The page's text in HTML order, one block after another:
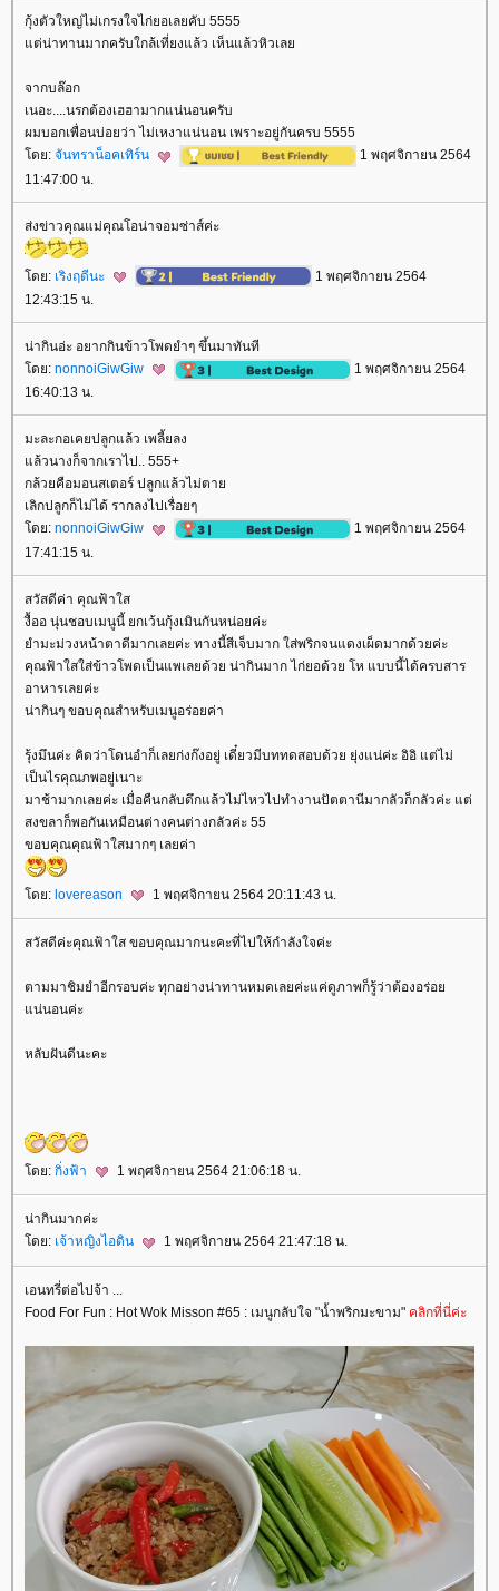
กุ้งตัวใหญ่ไม่เกรงใจไก่ยอเลยคับ 5555
ต่น่าทานมากครับใกล้เที่ยงแล้ว เห็นแล้วหิวเล
จากบล๊อก
เนอะ....นรกต้องเฮฮามากแน่นอนครับ
ผมบอกเพื่อนบ่อยว่า ไม่เหงาแน่นอน เพราะอยู่กันครบ 5555
ดย: จันทราน็อคเทิร์น
1 พฤศจิกายน 2564
11:47:00 น.
ส่งข่าวคุณแม่คุณโอน่าจอมซ่าส์ค่ะ
ดย: เริงฤดีนะ
1 พฤศจิกายน 2564
12:43:15 น.
น่ากินอ่ะ อยากกินข้าวโพดยำๆ ขึ้นมาทันที
ดย: nonnoiGiwGiw
1 พฤศจิกายน 2564
16:40:13 น.
มะละกอเคยปลูกแล้ว เพลี้ยลง
ล้วนางก็จากเราไป.. 555+
กล้วยคือมอนสเตอร์ ปลูกแล้วไม่ตา
เลิกปลูกก็ไม่ได้ รากลงไปเรื่อยๆ
ดย: nonnoiGiwGiw
1 พฤศจิกายน 2564
17:41:15 น.
สวัสดีค่า คุณฟ้าใส
งื้ออ นุ่นชอบเมนูนี้ ยกเว้นกุ้งเมินกันหน่อยค่ะ
ำมะม่วงหน้าตาดีมากเลยค่ะ ทางนี้สีเจ็บมาก ใส่พริกจนแดงเผ็ดมากด้วยค่ะ
คุณฟ้าใสใส่ข้าวโพดเป็นแพเลยด้วย น่ากินมาก ไก่ยอด้วย โห แบบนี้ได้ครบสาร
อาหารเลยค่ะ
น่ากินๆ ขอบคุณสำหรับเมนูอร่อยค่า
รุ้งมึนค่ะ คิดว่าโดนอำก็เลยก่งก๊งอยู่ เดี๋ยวมีบททดสอบด้วย ยุ่งแน่ค่ะ อิอิ แต่ไม่
เป็นไรคุณภพอยู่เนาะ
มาช้ามากเลยค่ะ เมื่อคืนกลับดึกแล้วไม่ไหวไปทำงานปัตตานีมากลัวก็กลัวค่ะ แต่
สงขลาก็พอกันเหมือนต่างคนต่างกลัวค่ะ 55
ขอบคุณคุณฟ้าใสมากๆ เลยค่า
ดย: lovereason 1 พฤศจิกายน 2564 20:11:43 น.
สวัสดีค่ะคุณฟ้าใส ขอบคุณมากนะคะที่ไปให้กำลังใจค่ะ
ตามมาชิมยำอีกรอบค่ะ ทุกอย่างน่าทานหมดเลยค่ะแค่ดูภาพก็รู้ว่าต้องอร่อ
น่นอนค่ะ
หลับฝันดีนะคะ
ดย: กิ่งฟ้า 1 พฤศจิกายน 2564 21:06:18 น.
น่ากินมากค่ะ
ดย: เจ้าหญิงไอดิน 1 พฤศจิกายน 2564 21:47:18 น.
เอนทรี่ต่อไปจ้า ...
Food For Fun : Hot Wok Misson #65 : เมนูกลับใจ "น้ำพริกมะขาม" คลิกที่นี่ค่ะ